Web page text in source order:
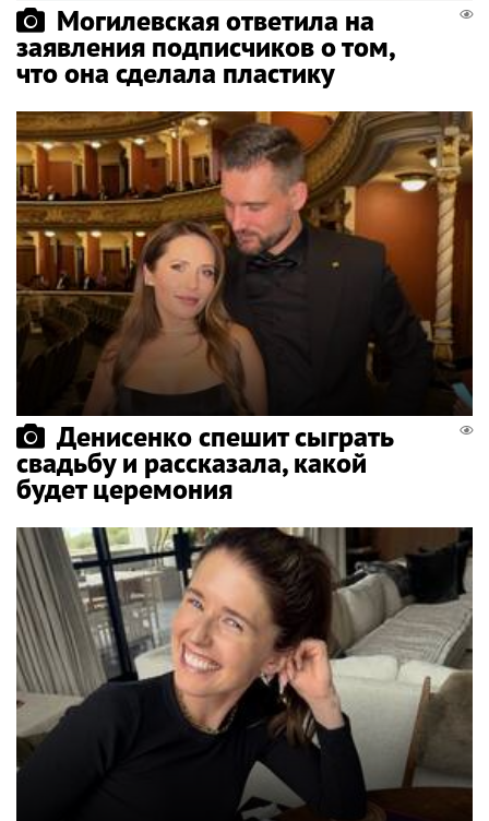
Могилевская ответила на
заявления подписчиков о том,
что она сделала пластику
Денисенко спешит сыграть
свадьбу и рассказала, какой
будет церемония